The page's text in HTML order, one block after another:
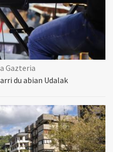
Gazteria
du abian Udalak